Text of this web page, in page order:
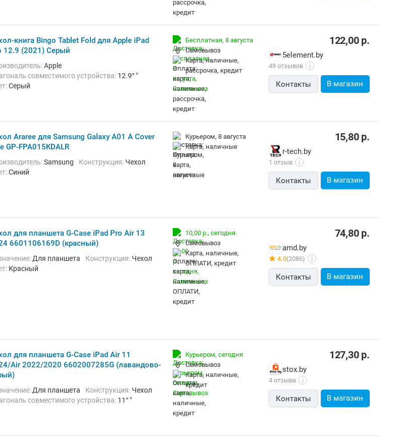
книга Bingo Tablet Fold для Apple iPad
12.9 (2021) Серый
Apple
совместимого устройства: 12.9″ "
Серый
Бесплатная, 8 августа
Самовывоз
карта, наличные,
рассрочка, кредит
122,00р.
5element.by
49 отзывов i
Контакты В магазин
Araree для Samsung Galaxy A01 A Cover
GP-FPA015KDALR
Samsung Конструкция: Чехол
Синий
Курьером, 8 августа
карта, наличные
15,80р.
r-tech.by
1 отзыв i
Контакты В магазин
для планшета G-Case iPad Pro Air 13
6601106169D (красный)
Для планшета Конструкция: Чехол
Красный
10,00 р., сегодня
Самовывоз
карта, наличные,
ОПЛАТИ, кредит
74,80р.
amd.by
4.0(2086) i
Контакты В магазин
для планшета G-Case iPad Air 11
Air 2022/2020 6602007285G (лавандово-
Для планшета Конструкция: Чехол
совместимого устройства: 11″ "
Курьером, сегодня
Самовывоз
карта, наличные,
кредит
127,30р.
stox.by
4 отзыва i
Контакты В магазин